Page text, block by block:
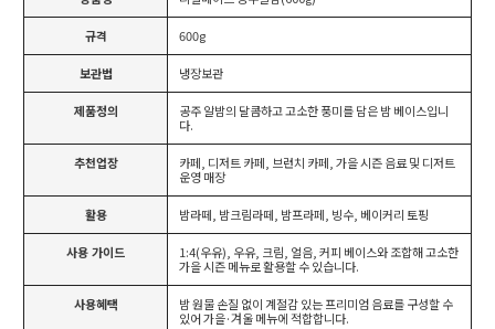
규격 600g
보관법 냉장보관
제품정의
공주 알밤의 달콤하고 고소한 풍미를 담은 밤 베이스입니
다.
추천업장
카페, 디저트 카페, 브런치 카페, 가을 시즌 음료 및 디저트
운영 매장
활용 밤라떼, 밤크림라떼, 밤프라페, 빙수, 베이커리 토핑
사용 가이드
1:4(우유), 우유, 크림, 얼음, 커피 베이스와 조합해 고소한
가을 시즌 메뉴로 활용할 수 있습니다.
사용혜택
밤 원물 손질 없이 계절감 있는 프리미엄 음료를 구성할 수
있어 가을·겨울 메뉴에 적합합니다.